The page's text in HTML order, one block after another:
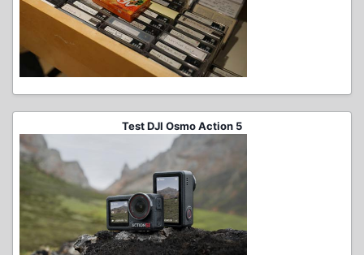
Test DJI Osmo Action 5